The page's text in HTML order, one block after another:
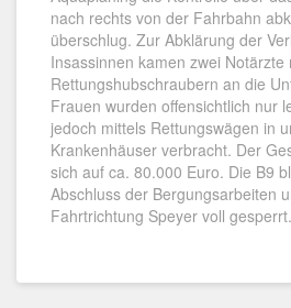
nach rechts von der Fahrbahn
überschlug. Zur Abklärung der
Insassinnen kamen zwei Notärzte
Rettungshubschraubern an die
Frauen wurden offensichtlich nur
jedoch mittels Rettungswägen in
Krankenhäuser verbracht. Der
sich auf ca. 80.000 Euro. Die B9
Abschluss der Bergungsarbeiten
Fahrtrichtung Speyer voll gesperrt.